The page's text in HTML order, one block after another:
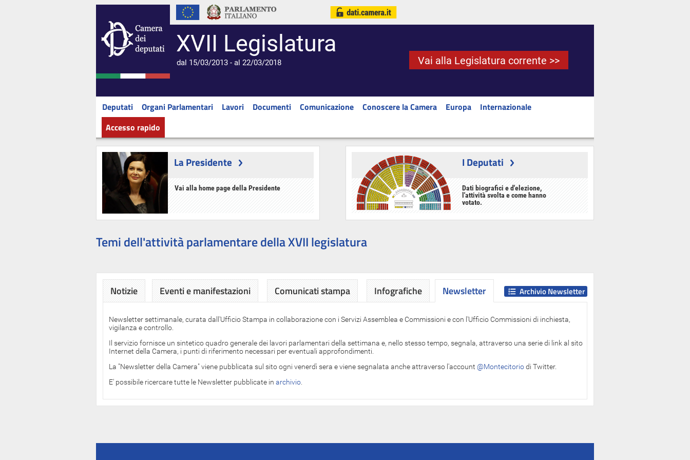
XVII Legislatura
dal 15/03/2013 - al 22/03/2018 Vai alla Legislatura corrente >>
Deputati Organi Parlamentari Lavori Documenti Comunicazione Conoscere la Camera Europa
Internazionale
Accesso rapido
La Presidente
Vai alla home page della Presidente
I Deputati
Dati biografici e d'elezione,
l'attività svolta e come hanno
votato.
Temi dell'attività parlamentare della XVII legislatura
Notizie Eventi e manifestazioni Comunicati stampa Infografiche Newsletter
Newsletter
Newsletter settimanale, curata dall'Ufficio Stampa in collaborazione con i Servizi Assemblea e Commissioni e con l'Ufficio Commissioni di inchiesta,
vigilanza e controllo.
Il servizio fornisce un sintetico quadro generale dei lavori parlamentari della settimana e, nello stesso tempo, segnala, attraverso una serie di link al sito
Internet della Camera, i punti di riferimento necessari per eventuali approfondimenti.
La "Newsletter della Camera" viene pubblicata sul sito ogni venerdì sera e viene segnalata anche attraverso l'account @Montecitoriodi Twitter.
E' possibile ricercare tutte le Newsletter pubblicate in archivio
Archivio Newsletter